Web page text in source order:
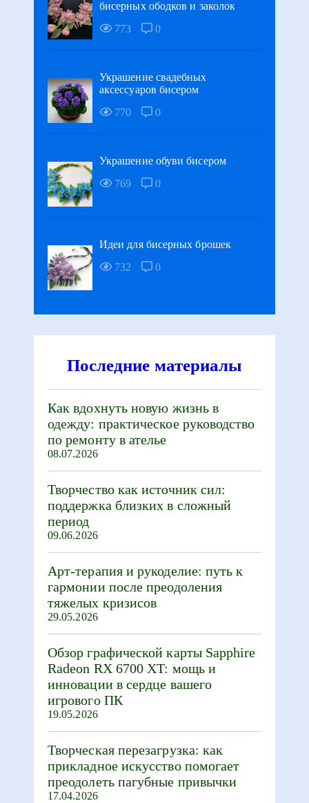
бисерных ободков и заколок
773
0
Украшение свадебных
аксессуаров бисером
770
0
Украшение обуви бисером
769
0
Идеи для бисерных брошек
732
0
Последние материалы
Как вдохнуть новую жизнь в
одежду: практическое руководство
по ремонту в ателье
08.07.2026
Творчество как источник сил:
поддержка близких в сложный
период
09.06.2026
Арт-терапия и рукоделие: путь к
гармонии после преодоления
тяжелых кризисов
29.05.2026
Обзор графической карты Sapphire
Radeon RX 6700 XT: мощь и
инновации в сердце вашего
игрового ПК
19.05.2026
Творческая перезагрузка: как
прикладное искусство помогает
преодолеть пагубные привычки
17.04.2026